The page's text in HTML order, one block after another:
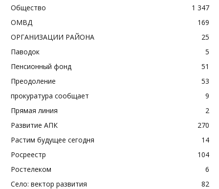
Общество
1 347
ОМВД
169
ОРГАНИЗАЦИИ РАЙОНА
25
Паводок
5
Пенсионный фонд
51
Преодоление
53
прокуратура сообщает
9
Прямая линия
2
Развитие АПК
270
Растим будущее сегодня
14
Росреестр
104
Ростелеком
6
Село: вектор развития
82